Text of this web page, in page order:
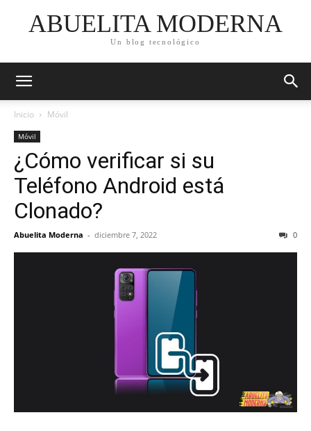
ABUELITA MODERNA
Un blog tecnológico
Inicio Móvil
Móvil
¿Cómo verificar si su
Teléfono Android está
Clonado?
Abuelita Moderna - diciembre 7, 2022 0